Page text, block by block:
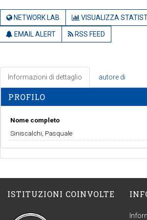
NETWORK LAB VISUALIZZA
EMAIL ALERT RSS FEED
Informazioni di dettaglio autore di
PROFILO
Nome completo
Siniscalchi, Pasquale
ISTITUZIONI COINVOLTE